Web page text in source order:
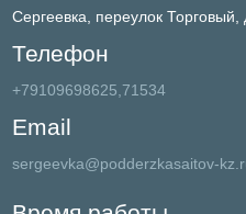
Сергеевка, переулок Торговый,
Телефон
+79109698625,71534
Email
sergeevka@podderzkasaitov-